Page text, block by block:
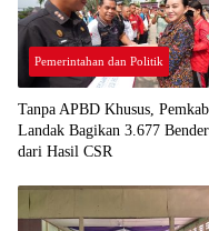
Pemerintahan dan Politik
Tanpa APBD Khusus, Pemkab
Landak Bagikan 3.677
dari Hasil CSR